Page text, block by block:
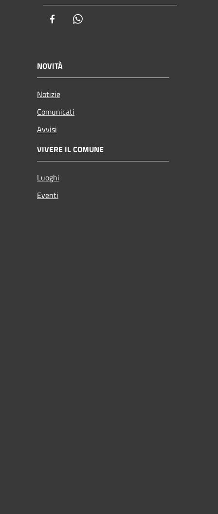
Facebook
NOVITÀ
Notizie
Comunicati
Avvisi
VIVERE IL COMUNE
Luoghi
Eventi